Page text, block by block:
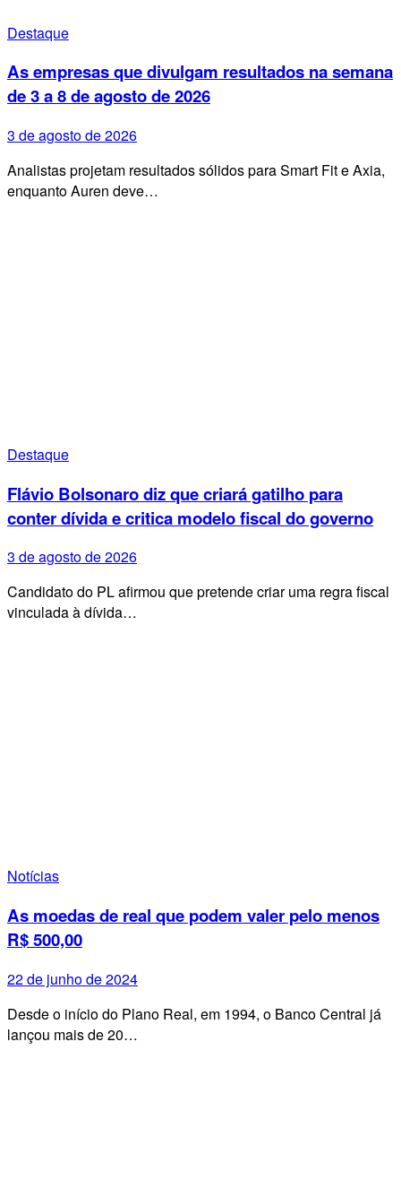
Destaque
As empresas que divulgam resultados na semana
de 3 a 8 de agosto de 2026
3 de agosto de 2026
Analistas projetam resultados sólidos para Smart Fit e Axia,
enquanto Auren deve…
Destaque
Flávio Bolsonaro diz que criará gatilho para
conter dívida e critica modelo fiscal do governo
3 de agosto de 2026
Candidato do PL afirmou que pretende criar uma regra fiscal
vinculada à dívida…
Notícias
As moedas de real que podem valer pelo menos
R$ 500,00
22 de junho de 2024
Desde o início do Plano Real, em 1994, o Banco Central já
lançou mais de 20…